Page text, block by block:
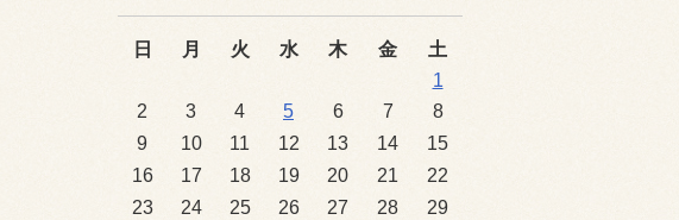
日 月 火 水 木 金
土
1
2
3 4 5 6 7
8
9
10 11 12 13 14
15
16
17 18 19 20 21
22
23
24 25 26 27 28 29